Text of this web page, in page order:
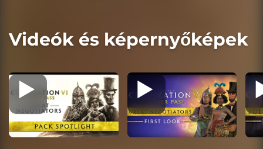
Videók és képernyőképek